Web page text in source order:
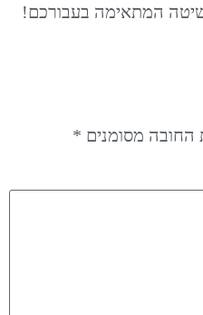
המתאימה בעבורכם!
החובה מסומנים *